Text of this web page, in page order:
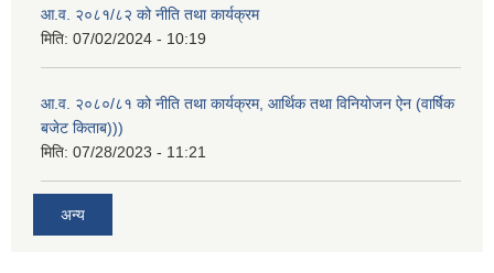
आ.व. २०८१/८२ को नीति तथा कार्यक्रम
मिति: 07/02/2024 - 10:19
आ.व. २०८०/८१ को नीति तथा कार्यक्रम, आर्थिक तथा विनियोजन ऐन (वार्षिक
बजेट किताब)))
मिति: 07/28/2023 - 11:21
अन्य